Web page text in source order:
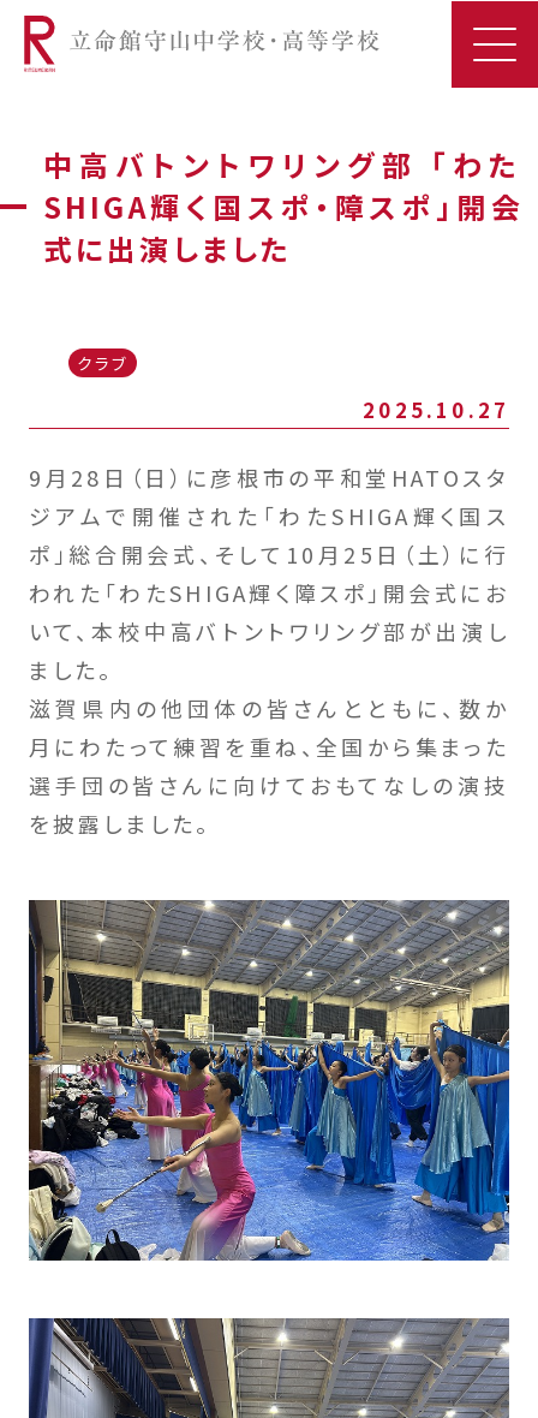
中高バトントワリング部 「わた
SHIGA輝く国スポ・障スポ」開会
式に出演しました
クラブ
2025.10.27
9月28日（日）に彦根市の平和堂HATOスタ
ジアムで開催された「わたSHIGA輝く国ス
ポ」総合開会式、そして10月25日（土）に行
われた「わたSHIGA輝く障スポ」開会式にお
いて、本校中高バトントワリング部が出演し
ました。
滋賀県内の他団体の皆さんとともに、数か
月にわたって練習を重ね、全国から集まった
選手団の皆さんに向けておもてなしの演技
を披露しました。